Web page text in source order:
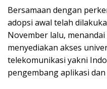
Bersamaan dengan
adopsi awal telah
November lalu,
menyediakan akses
telekomunikasi yakni
pengembang aplikasi